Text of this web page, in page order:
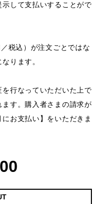
示して支払いすることがで
税込）が注文ごとではな
ります。
行なっていただいた上で
す。購入者さまの請求が
お支払い】をいただきま